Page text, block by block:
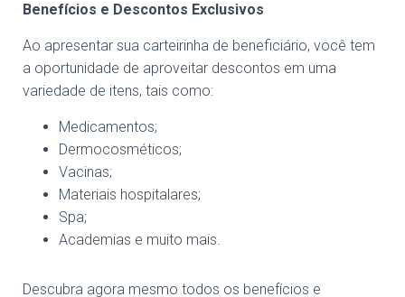
Benefícios e Descontos Exclusivos
Ao apresentar sua carteirinha de beneficiário, você tem
a oportunidade de aproveitar descontos em uma
variedade de itens, tais como:
Medicamentos;
Dermocosméticos;
Vacinas;
Materiais hospitalares;
Spa;
Academias e muito mais.
Descubra agora mesmo todos os benefícios e